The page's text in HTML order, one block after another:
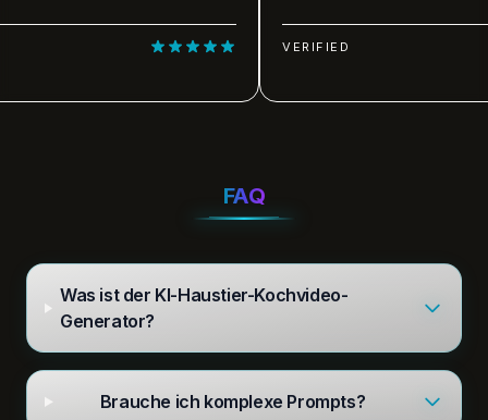
VERIFIED
FAQ
Was ist der KI-Haustier-Kochvideo-
Generator?
Brauche ich komplexe Prompts?